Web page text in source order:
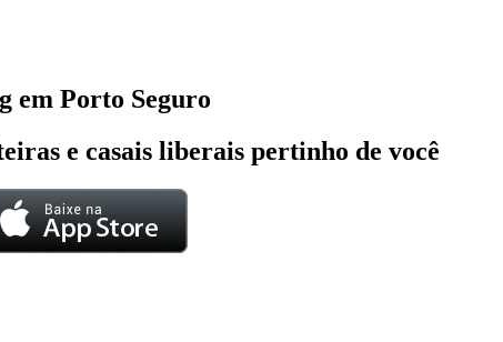
em Porto Seguro
e casais liberais pertinho de você